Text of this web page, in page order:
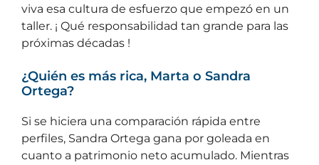
viva esa cultura de esfuerzo que empezó en un
taller. ¡ Qué responsabilidad tan grande para las
próximas décadas !
¿Quién es más rica, Marta o Sandra
Ortega?
Si se hiciera una comparación rápida entre
perfiles, Sandra Ortega gana por goleada en
cuanto a patrimonio neto acumulado. Mientras